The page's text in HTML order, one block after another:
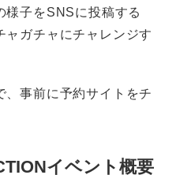
様子をSNSに投稿する
ガチャにチャレンジす
事前に予約サイトをチ
イベント概要